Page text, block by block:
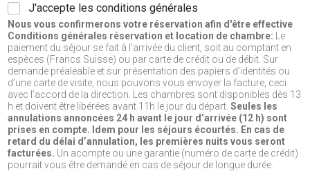
J'accepte les conditions générales
Nous vous confirmerons votre réservation afin d'être effective
Conditions générales réservation et location de chambre: Le
paiement du séjour se fait à l’arrivée du client, soit au comptant en
espèces (Francs Suisse) ou par carte de crédit ou de débit. Sur
demande préaléable et sur présentation des papiers d’identités ou
d’une carte de visite, nous pouvons vous envoyer la facture, ceci
avec l’accord de la direction. Les chambres sont disponibles dès 13
h et doivent être libérées avant 11h le jour du départ. Seules les
annulations annoncées 24 h avant le jour d’arrivée (12 h) sont
prises en compte. Idem pour les séjours écourtés. En cas de
retard du délai d’annulation, les premières nuits vous seront
facturées. Un acompte ou une garantie (numéro de carte de crédit)
pourrait vous être demandé en cas de séjour de longue durée.